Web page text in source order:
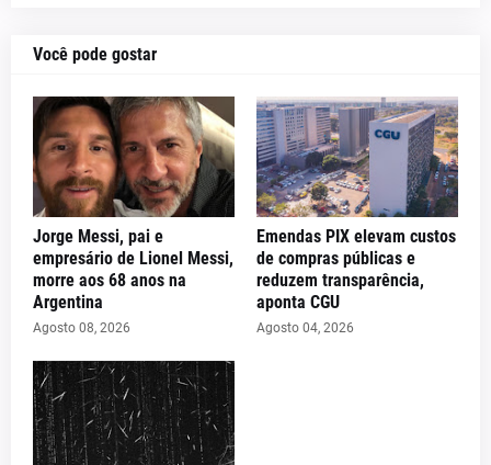
Você pode gostar
Jorge Messi, pai e
empresário de Lionel Messi,
morre aos 68 anos na
Argentina
Agosto 08, 2026
Emendas PIX elevam custos
de compras públicas e
reduzem transparência,
aponta CGU
Agosto 04, 2026